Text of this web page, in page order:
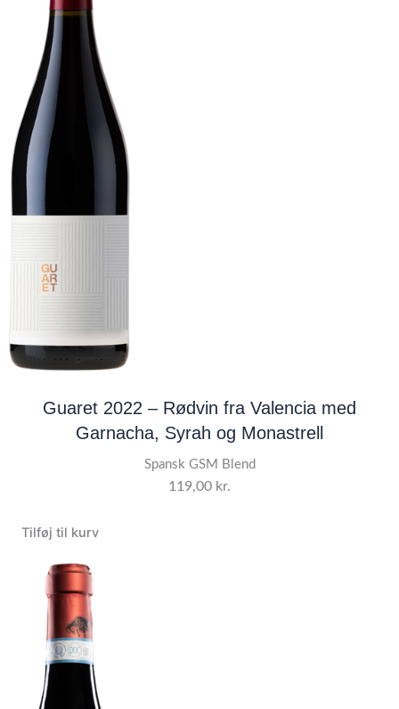
Guaret 2022 – Rødvin fra Valencia med
Garnacha, Syrah og Monastrell
Spansk GSM Blend
119,00 kr.
Tilføj til kurv